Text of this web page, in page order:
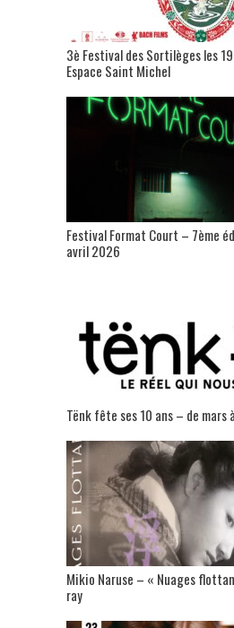
3è Festival des Sortilèges les
Espace Saint Michel
Festival Format Court – 7ème
avril 2026
Tënk fête ses 10 ans – de mars
Mikio Naruse – « Nuages
ray